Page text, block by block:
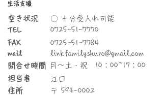
生活支援
空き状況
TEL
〇 十分受入れ可能
0725-51-7770
FAX
mail
問合せ時間
0725-51-7784
linkfamilyshuro@gmail.com
月～土・祝 10：00~17：00
​担当者
江口
住所
594-0002
〒